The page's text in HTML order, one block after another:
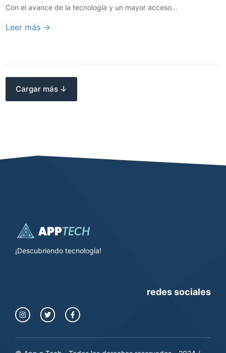
Con el avance de la tecnología y un mayor acceso...
Leer más →
Cargar más ↓
¡Descubriendo tecnología!
redes sociales